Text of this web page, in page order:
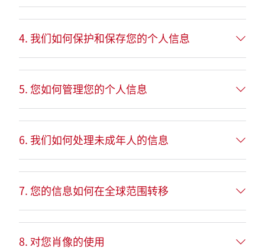
4. 我们如何保护和保存您的个人信息
5. 您如何管理您的个人信息
6. 我们如何处理未成年人的信息
7. 您的信息如何在全球范围转移
8. 对您肖像的使用